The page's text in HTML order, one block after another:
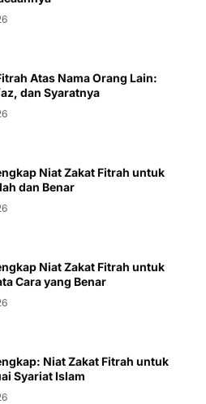
Atas Nama Orang Lain:
dan Syaratnya
Niat Zakat Fitrah untuk
dan Benar
Niat Zakat Fitrah untuk
Cara yang Benar
Niat Zakat Fitrah untuk
Syariat Islam